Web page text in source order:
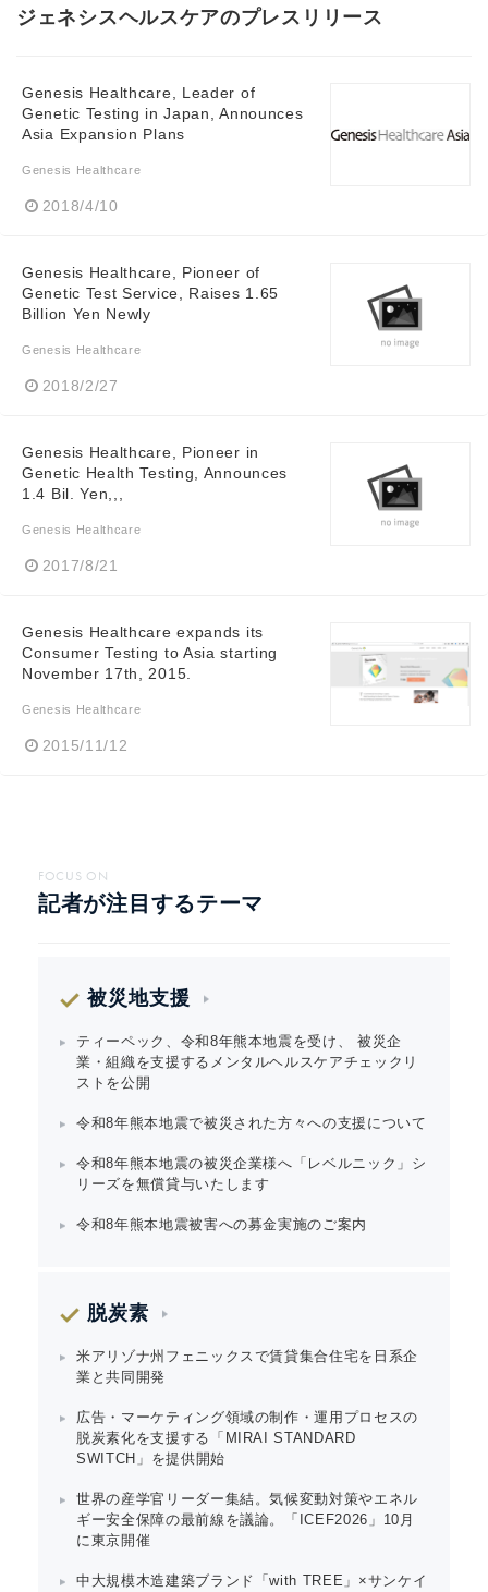
ジェネシスヘルスケアのプレスリリース
Genesis Healthcare, Leader of
Genetic Testing in Japan, Announces
Asia Expansion Plans
Genesis Healthcare
2018/4/10
Genesis Healthcare, Pioneer of
Genetic Test Service, Raises 1.65
Billion Yen Newly
Genesis Healthcare
2018/2/27
Genesis Healthcare, Pioneer in
Genetic Health Testing, Announces
1.4 Bil. Yen,,,
Genesis Healthcare
2017/8/21
Genesis Healthcare expands its
Consumer Testing to Asia starting
November 17th, 2015.
Genesis Healthcare
2015/11/12
FOCUS ON
記者が注目するテーマ
被災地支援
ティーペック、令和8年熊本地震を受け、 被災企
業・組織を支援するメンタルヘルスケアチェックリ
ストを公開
令和8年熊本地震で被災された方々への支援について
令和8年熊本地震の被災企業様へ「レベルニック」シ
リーズを無償貸与いたします
令和8年熊本地震被害への募金実施のご案内
脱炭素
米アリゾナ州フェニックスで賃貸集合住宅を日系企
業と共同開発
広告・マーケティング領域の制作・運用プロセスの
脱炭素化を支援する「MIRAI STANDARD
SWITCH」を提供開始
世界の産学官リーダー集結。気候変動対策やエネル
ギー安全保障の最前線を議論。「ICEF2026」10月
に東京開催
中大規模木造建築ブランド「with TREE」×サンケイ